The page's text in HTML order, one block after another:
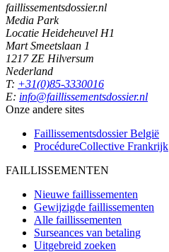
faillissementsdossier.nl
Media Park
Locatie Heideheuvel H1
Mart Smeetslaan 1
1217 ZE Hilversum
Nederland
T: +31(0)85-3330016
E: info@faillissementsdossier.nl
Onze andere sites
Faillissementsdossier België
ProcédureCollective Frankrijk
FAILLISSEMENTEN
Nieuwe faillissementen
Gewijzigde faillissementen
Alle faillissementen
Surseances van betaling
Uitgebreid zoeken